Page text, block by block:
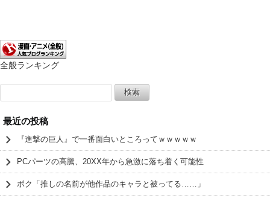
全般ランキング
索:
最近の投稿
『進撃の巨人』で一番面白いところってｗｗｗｗｗ
PCパーツの高騰、20XX年から急激に落ち着く可能性
ボク「推しの名前が他作品のキャラと被ってる……」